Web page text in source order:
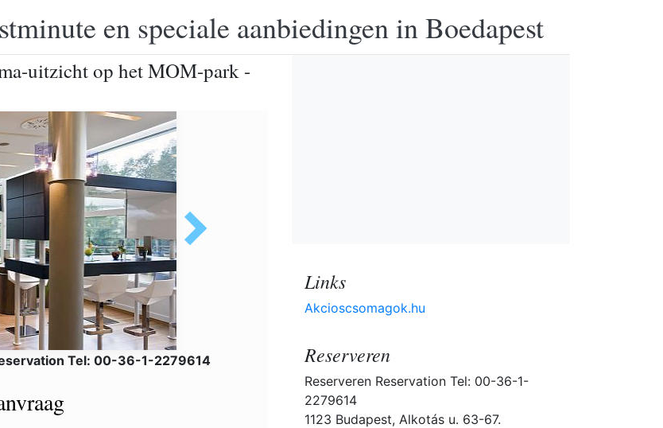
en speciale aanbiedingen in Boedapest
uitzicht op het MOM-park -
Tel: 00-36-1-2279614
Links
Akcioscsomagok.hu
Reserveren
Reserveren Reservation Tel: 00-36-1-
2279614
1123 Budapest, Alkotás u. 63-67.